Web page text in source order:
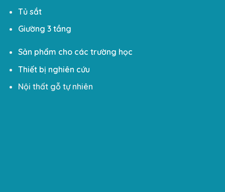
Tủ sắt
Giường 3 tầng
Sản phẩm cho các trường học
Thiết bị nghiên cứu
Nội thất gỗ tự nhiên